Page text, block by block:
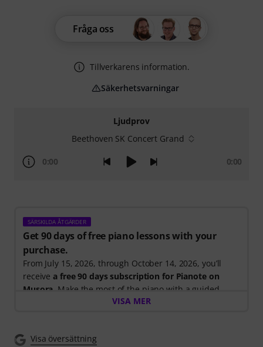
Ljudprov
Beethoven SK Concert Grand
0:00 0:00
SÄRSKILDA ÅTGÄRDER
Get 90 days of free piano lessons with your
purchase.
From July 15, 2026, through October 14, 2026, you’ll
receivea free 90 days subscription for Pianote on
Musora . Make the most of the piano with a guided
learning path that shows you exactly what to practice
Whether you're just getting started or looking to
VISA MER
Visa översättning
Fråga oss
Tillverkarens information.
Säkerhetsvarningar